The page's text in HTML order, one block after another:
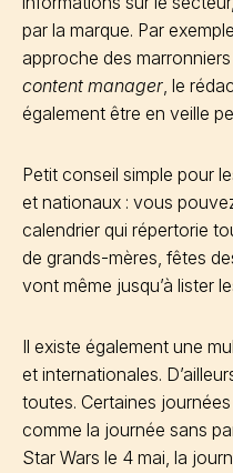
par la marque. Par
approche des
content manager, le
également être en veille
Petit conseil simple pour
et nationaux : vous
calendrier qui répertorie
de grands-mères, fêtes
vont même jusqu’à lister
Il existe également une
et internationales.
toutes. Certaines
comme la journée sans
Star Wars le 4 mai, la